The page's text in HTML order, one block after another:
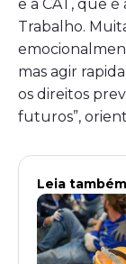
e a CAT, que
Trabalho.
mas agir
os direitos
futuros”,
Leia também